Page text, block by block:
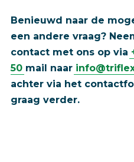
Benieuwd naar de
een andere vraag?
contact met ons op via
50 mail naar
achter via het
graag verder.